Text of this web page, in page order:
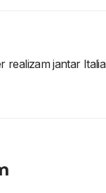
realizam jantar